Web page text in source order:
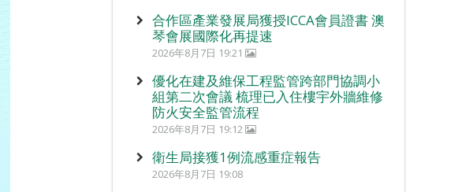
合作區產業發展局獲授ICCA會員證書 澳
琴會展國際化再提速
2026年8月7日 19:21
優化在建及維保工程監管跨部門協調小
組第二次會議 梳理已入住樓宇外牆維修
防火安全監管流程
2026年8月7日 19:12
衛生局接獲1例流感重症報告
2026年8月7日 19:08